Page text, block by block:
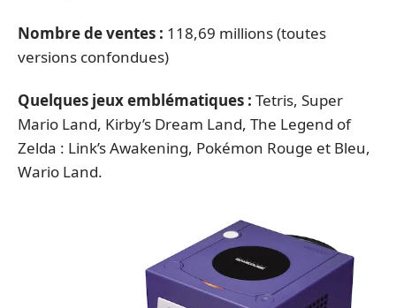
Nombre de ventes : 118,69 millions (toutes
versions confondues)
Quelques jeux emblématiques : Tetris, Super
Mario Land, Kirby’s Dream Land, The Legend of
Zelda : Link’s Awakening, Pokémon Rouge et Bleu,
Wario Land.